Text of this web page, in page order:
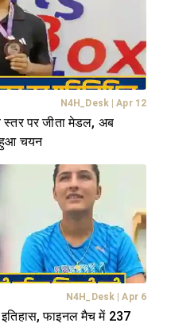
N4H_Desk| Apr 12
स्तर पर जीता मेडल, अब
हुआ चयन
N4H_Desk Apr 6
इतिहास, फाइनल मैच में 237